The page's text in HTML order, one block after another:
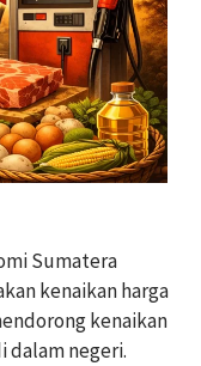
Sumatera
kenaikan harga
kenaikan
dalam negeri.